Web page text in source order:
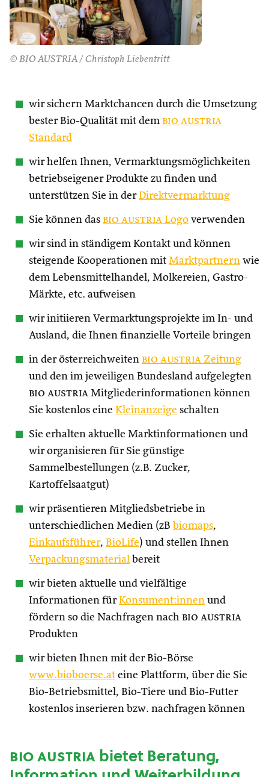
© BIO AUSTRIA / Christoph Liebentritt
wir sichern Marktchancen durch die Umsetzung
bester Bio-Qualität mit dem bio austria
Standard
wir helfen Ihnen, Vermarktungsmöglichkeiten
betriebseigener Produkte zu finden und
unterstützen Sie in derDirektvermarktung
Sie können das bio austria Logo verwenden
wir sind in ständigem Kontakt und können
steigende Kooperationen mit Marktpartnern wie
dem Lebensmittelhandel, Molkereien, Gastro-
Märkte, etc. aufweisen
wir initiieren Vermarktungsprojekte im In- und
Ausland, die Ihnen finanzielle Vorteile bringen
in der österreichweiten bio austria Zeitung
und den im jeweiligen Bundesland aufgelegten
bio austria Mitgliederinformationen können
Sie kostenlos eine Kleinanzeige schalten
Sie erhalten aktuelle Marktinformationen und
wir organisieren für Sie günstige
Sammelbestellungen (z.B. Zucker,
Kartoffelsaatgut)
wir präsentieren Mitgliedsbetriebe in
unterschiedlichen Medien (zB biomaps,
Einkaufsführer, BioLife) und stellen Ihnen
Verpackungsmaterial bereit
wir bieten aktuelle und vielfältige
Informationen fürKonsument:innen und
fördern so die Nachfragen nach bio austria
Produkten
wir bieten Ihnen mit der Bio-Börse
www.bioboerse.at eine Plattform, über die Sie
Bio-Betriebsmittel, Bio-Tiere und Bio-Futter
kostenlos inserieren bzw. nachfragen können
bio austriabietet Beratung,